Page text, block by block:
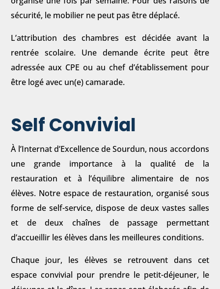
sécurité, le mobilier ne peut pas être déplacé.
L’attribution des chambres est décidée avant la
rentrée scolaire. Une demande écrite peut être
adressée aux CPE ou au chef d’établissement pour
être logé avec un(e) camarade.
Self Convivial
À l’Internat d’Excellence de Sourdun, nous accordons
une grande importance à la qualité de la
restauration et à l’équilibre alimentaire de nos
élèves. Notre espace de restauration, organisé sous
forme de self-service, dispose de deux vastes salles
et de deux chaînes de passage permettant
d’accueillir les élèves dans les meilleures conditions.
Chaque jour, les élèves se retrouvent dans cet
espace convivial pour prendre le petit-déjeuner, le